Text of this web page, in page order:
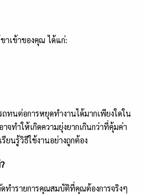
าเข้าของคุณ ได้แก่:
นต่อการหยุดทำงานได้มากเพียงใดใน
จทำให้เกิดความยุ่งยากเกินกว่าที่คุ้มค่า
นรู้วิธีใช้งานอย่างถูกต้อง
ทำรายการคุณสมบัติที่คุณต้องการจริงๆ